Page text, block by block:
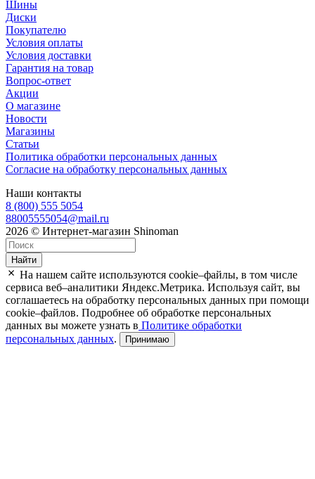
Шины
Диски
Покупателю
Условия оплаты
Условия доставки
Гарантия на товар
Вопрос-ответ
Акции
О магазине
Новости
Магазины
Статьи
Политика обработки персональных данных
Согласие на обработку персональных данных
Наши контакты
8 (800) 555 5054
88005555054@mail.ru
2026 © Интернет-магазин Shinoman
Найти
На нашем сайте используются cookie–файлы, в том числе
сервиса веб–аналитики Яндекс.Метрика. Используя сайт, вы
соглашаетесь на обработку персональных данных при помощи
cookie–файлов. Подробнее об обработке персональных
данных вы можете узнать в Политике обработки
персональных данных. Принимаю